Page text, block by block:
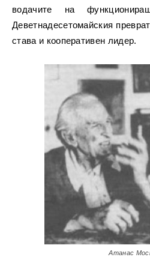
водачите на
Деветнадесетомайския
става и кооперативен лидер.
Атанас